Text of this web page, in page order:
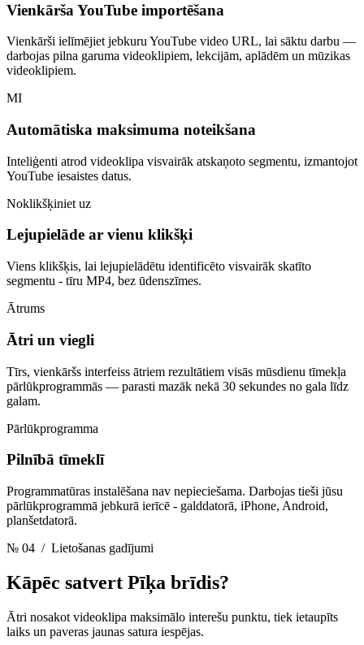
Vienkārša YouTube importēšana
Vienkārši ielīmējiet jebkuru YouTube video URL, lai sāktu darbu —
darbojas pilna garuma videoklipiem, lekcijām, aplādēm un mūzikas
videoklipiem.
MI
Automātiska maksimuma noteikšana
Inteliģenti atrod videoklipa visvairāk atskaņoto segmentu, izmantojot
YouTube iesaistes datus.
Noklikšķiniet uz
Lejupielāde ar vienu klikšķi
Viens klikšķis, lai lejupielādētu identificēto visvairāk skatīto
segmentu - tīru MP4, bez ūdenszīmes.
Ātrums
Ātri un viegli
Tīrs, vienkāršs interfeiss ātriem rezultātiem visās mūsdienu tīmekļa
pārlūkprogrammās — parasti mazāk nekā 30 sekundes no gala līdz
galam.
Pārlūkprogramma
Pilnībā tīmeklī
Programmatūras instalēšana nav nepieciešama. Darbojas tieši jūsu
pārlūkprogrammā jebkurā ierīcē - galddatorā, iPhone, Android,
planšetdatorā.
№ 04 / Lietošanas gadījumi
Kāpēc satvert Pīķa brīdis?
Ātri nosakot videoklipa maksimālo interešu punktu, tiek ietaupīts
laiks un paveras jaunas satura iespējas.